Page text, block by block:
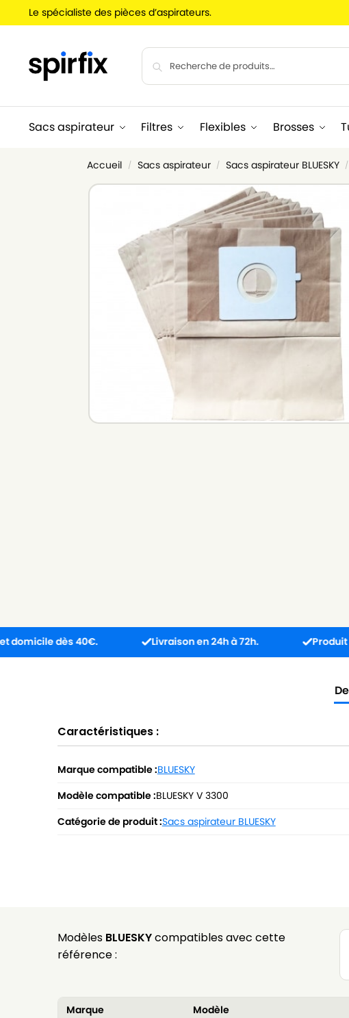
Le spécialiste des pièces d’aspirateurs.
Sacs aspirateur Filtres Flexibles Brosses
Accueil / Sacs aspirateur / Sacs aspirateur BLUESKY /
dès 40€. Livraison en 24h à 72h. Produit reçu
Caractéristiques :
Marque compatible :BLUESKY
Modèle compatible :BLUESKY V 3300
Catégorie de produit :Sacs aspirateur BLUESKY
Modèles BLUESKYcompatibles avec cette
référence :
Marque
Modèle